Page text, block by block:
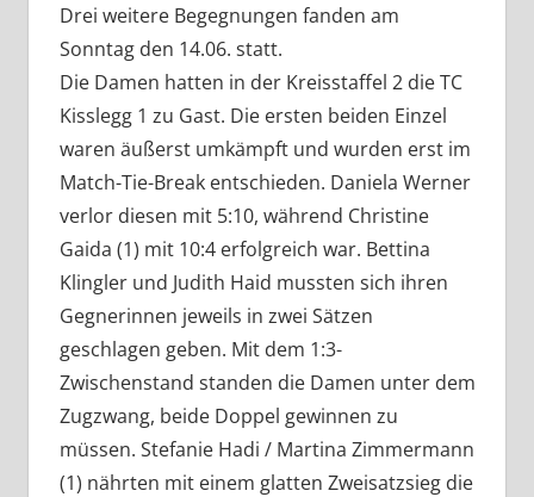
Drei weitere Begegnungen fanden am
Sonntag den 14.06. statt.
Die Damen hatten in der Kreisstaffel 2 die TC
Kisslegg 1 zu Gast. Die ersten beiden Einzel
waren äußerst umkämpft und wurden erst im
Match-Tie-Break entschieden. Daniela Werner
verlor diesen mit 5:10, während Christine
Gaida (1) mit 10:4 erfolgreich war. Bettina
Klingler und Judith Haid mussten sich ihren
Gegnerinnen jeweils in zwei Sätzen
geschlagen geben. Mit dem 1:3-
Zwischenstand standen die Damen unter dem
Zugzwang, beide Doppel gewinnen zu
müssen. Stefanie Hadi / Martina Zimmermann
(1) nährten mit einem glatten Zweisatzsieg die